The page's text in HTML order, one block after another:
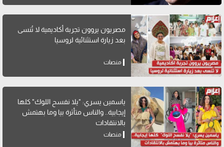
مصريون يروون تجربة أكاديمية لا تُنسى
بعد زيارة استثنائية لروسيا
منصات
ياسمين يسري: "يلا نفسح اللوك" كلها
إيجابية.. والناس متأثرة بيا وما بهتمش
بالانتقادات
منصات